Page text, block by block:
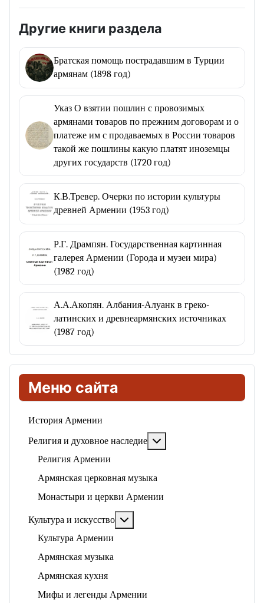
Меню сайта
История Армении
Религия и духовное наследие
Религия Армении
Армянская церковная музыка
Монастыри и церкви Армении
Культура и искусство
Культура Армении
Армянская музыка
Армянская кухня
Мифы и легенды Армении
Другие книги раздела
Братская помощь пострадавшим в Турции
армянам (1898 год)
Указ О взятии пошлин с провозимых
армянами товаров по прежним договорам и о
платеже им с продаваемых в России товаров
такой же пошлины какую платят иноземцы
других государств (1720 год)
К.В.Тревер. Очерки по истории культуры
древней Армении (1953 год)
Р.Г. Дрампян. Государственная картинная
галерея Армении (Города и музеи мира)
(1982 год)
А.А.Акопян. Албания-Алуанк в греко-
латинских и древнеармянских источниках
(1987 год)